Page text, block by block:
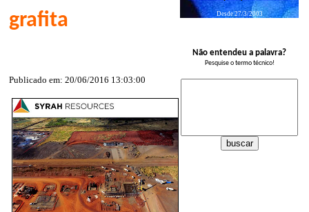
grafita
Publicado em: 20/06/2016 13:03:00
Desde 27/3/2003
Não entendeu a palavra?
Pesquise o termo técnico!